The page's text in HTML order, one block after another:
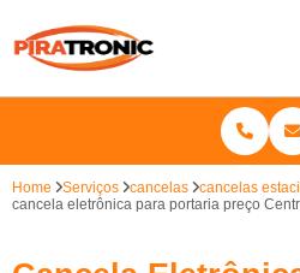
Home Serviços cancelas
cancelas
cancela eletrônica para portaria preço